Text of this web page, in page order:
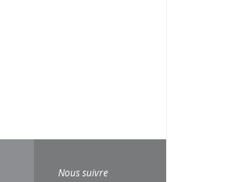
Nous suivre